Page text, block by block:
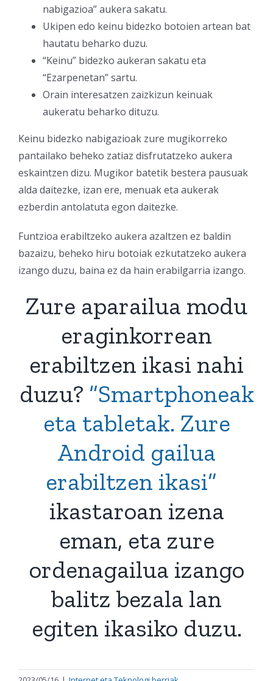
nabigazioa” aukera sakatu.
Ukipen edo keinu bidezko botoien artean bat
hautatu beharko duzu.
“Keinu” bidezko aukeran sakatu eta
“Ezarpenetan” sartu.
Orain interesatzen zaizkizun keinuak
aukeratu beharko dituzu.
Keinu bidezko nabigazioak zure mugikorreko
pantailako beheko zatiaz disfrutatzeko aukera
eskaintzen dizu. Mugikor batetik bestera pausuak
alda daitezke, izan ere, menuak eta aukerak
ezberdin antolatuta egon daitezke.
Funtzioa erabiltzeko aukera azaltzen ez baldin
bazaizu, beheko hiru botoiak ezkutatzeko aukera
izango duzu, baina ez da hain erabilgarria izango.
Zure aparailua modu
eraginkorrean
erabiltzen ikasi nahi
duzu? “Smartphoneak
eta tabletak. Zure
Android gailua
erabiltzen ikasi”
ikastaroan izena
eman, eta zure
ordenagailua izango
balitz bezala lan
egiten ikasiko duzu.